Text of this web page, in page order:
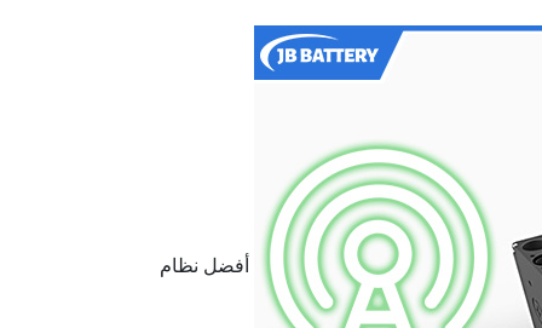
أفضل نظام